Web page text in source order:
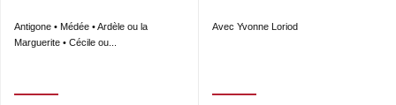
Antigone • Médée • Ardèle ou la
Marguerite • Cécile ou...
Avec Yvonne Loriod